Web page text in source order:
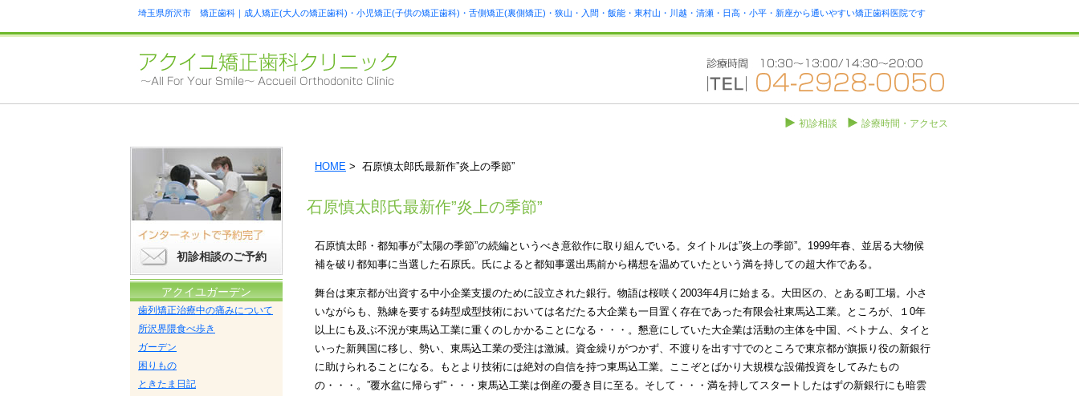
埼玉県所沢市 矯正歯科｜成人矯正(大人の矯正歯科)・小児矯正(子供の矯正歯科)・舌側矯正(裏側矯正)・狭山・入間・飯能・東村山・川越・清瀬・日高・小平・新座から通いやすい矯正歯科医院です
診療時間・アクセス
初診相談
HOME > 石原慎太郎氏最新作”炎上の季節”
石原慎太郎氏最新作”炎上の季節”
石原慎太郎・都知事が”太陽の季節”の続編というべき意欲作に取り組んでいる。タイトルは”炎上の季節”。1999年春、並居る大物候
補を破り都知事に当選した石原氏。氏によると都知事選出馬前から構想を温めていたという満を持しての超大作である。
舞台は東京都が出資する中小企業支援のために設立された銀行。物語は桜咲く2003年4月に始まる。大田区の、とある町工場。小さ
いながらも、熟練を要する鋳型成型技術においては名だたる大企業も一目置く存在であった有限会社東馬込工業。ところが、１0年
以上にも及ぶ不況が東馬込工業に重くのしかかることになる・・・。懇意にしていた大企業は活動の主体を中国、ベトナム、タイと
いった新興国に移し、勢い、東馬込工業の受注は激減。資金繰りがつかず、不渡りを出す寸でのところで東京都が旗振り役の新銀行
に助けられることになる。もとより技術には絶対の自信を持つ東馬込工業。ここぞとばかり大規模な設備投資をしてみたもの
の・・・。”覆水盆に帰らず”・・・東馬込工業は倒産の憂き目に至る。そして・・・満を持してスタートしたはずの新銀行にも暗雲
初診相談のご予約
アクイユガーデン
歯列矯正治療中の痛みについて
所沢界隈食べ歩き
ガーデン
困りもの
ときたま日記